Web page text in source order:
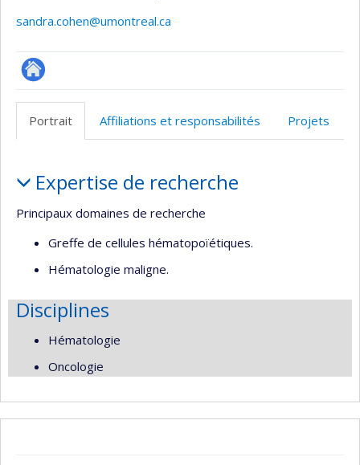
sandra.cohen@umontreal.ca
Autre
Portrait Affiliations et responsabilités Projets
Expertise de recherche
Principaux domaines de recherche
Greffe de cellules hématopoïétiques.
Hématologie maligne.
Disciplines
Hématologie
Oncologie